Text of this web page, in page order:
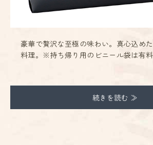
豪華で贅沢な至極の味わい。真心込め
料理。※持ち帰り用のビニール袋は有料
続きを読む ≫